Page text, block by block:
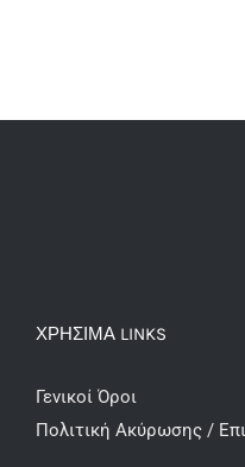
ΧΡΗΣΙΜΑ LINKS
Γενικοί Όροι
Πολιτική Ακύρωσης /